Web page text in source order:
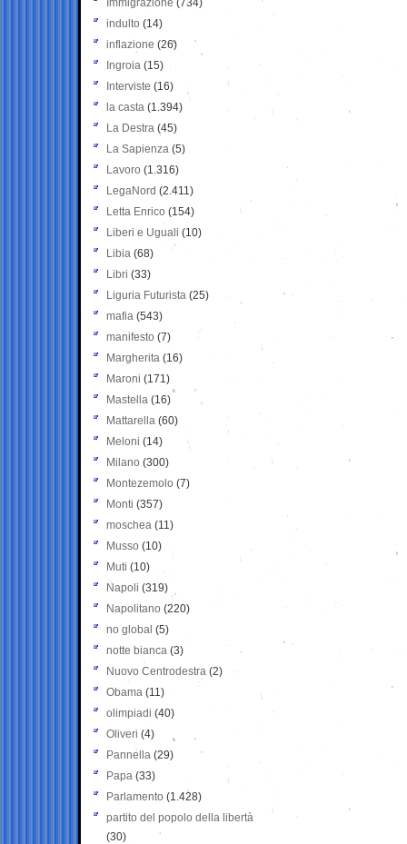
Immigrazione (734)
indulto (14)
inflazione (26)
Ingroia (15)
Interviste (16)
la casta (1.394)
La Destra (45)
La Sapienza (5)
Lavoro (1.316)
LegaNord (2.411)
Letta Enrico (154)
Liberi e Uguali (10)
Libia (68)
Libri (33)
Liguria Futurista (25)
mafia (543)
manifesto (7)
Margherita (16)
Maroni (171)
Mastella (16)
Mattarella (60)
Meloni (14)
Milano (300)
Montezemolo (7)
Monti (357)
moschea (11)
Musso (10)
Muti (10)
Napoli (319)
Napolitano (220)
no global (5)
notte bianca (3)
Nuovo Centrodestra (2)
Obama (11)
olimpiadi (40)
Oliveri (4)
Pannella (29)
Papa (33)
Parlamento (1.428)
partito del popolo della libertà
(30)